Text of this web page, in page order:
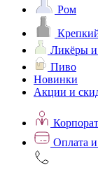
Ром
Ликёры и
Пиво
Новинки
Акции и
Оплата и